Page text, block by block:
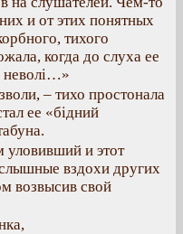
и от этих понятных
тихого
когда до слуха ее
неволі…»
– тихо простонала
ее «бідний
уловивший и этот
вздохи других
возвысив свой